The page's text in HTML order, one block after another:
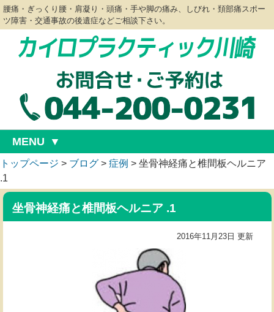
腰痛・ぎっくり腰・肩凝り・頭痛・手や脚の痛み、しびれ・頚部痛スポー
ツ障害・交通事故の後遺症などご相談下さい。
MENU
トップページ > ブログ > 症例 > 坐骨神経痛と椎間板ヘルニア
.1
坐骨神経痛と椎間板ヘルニア .1
2016年11月23日 更新